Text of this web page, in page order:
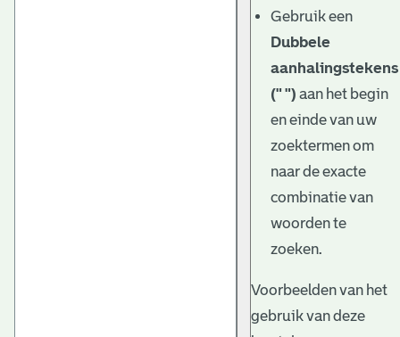
Gebruik een
Dubbele
aanhalingstekens
(" ") aan het begin
en einde van uw
zoektermen om
naar de exacte
combinatie van
woorden te
zoeken.
Voorbeelden van het
gebruik van deze